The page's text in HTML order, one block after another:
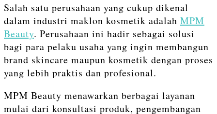
Salah satu perusahaan yang cukup dikenal
dalam industri maklon kosmetik adalah MPM
Beauty. Perusahaan ini hadir sebagai solusi
bagi para pelaku usaha yang ingin membangun
brand skincare maupun kosmetik dengan proses
yang lebih praktis dan profesional.
MPM Beauty menawarkan berbagai layanan
mulai dari konsultasi produk, pengembangan